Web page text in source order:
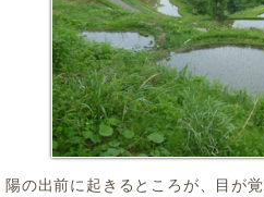
陽の出前に起きるところが、目が